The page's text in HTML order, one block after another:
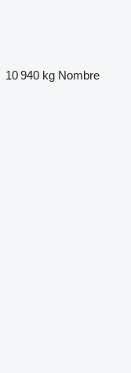
10 940 kg Nombre